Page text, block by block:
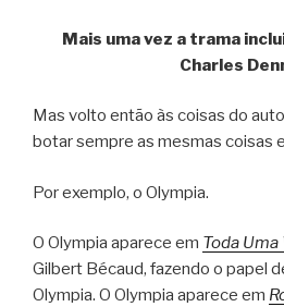
Mais uma vez a trama
Charles
Mas volto então às coisas do
botar sempre as mesmas coisas
Por exemplo, o Olympia.
O Olympia aparece em Toda Uma
Gilbert Bécaud, fazendo o papel
Olympia. O Olympia aparece em